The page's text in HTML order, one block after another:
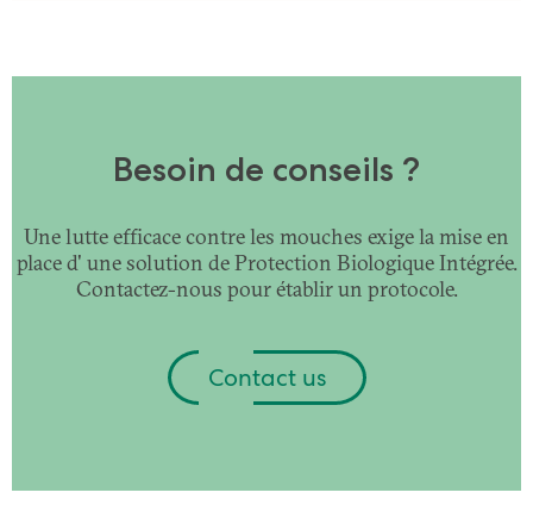
Besoin de conseils ?
Une lutte efficace contre les mouches exige la mise en
place d' une solution de Protection Biologique Intégrée.
Contactez-nous pour établir un protocole.
Contact us